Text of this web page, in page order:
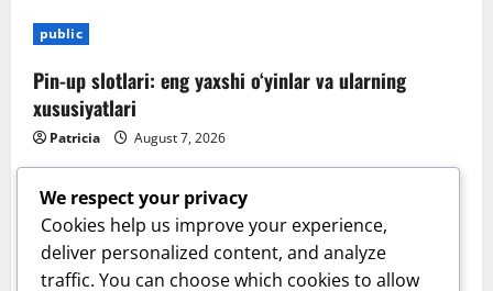
public
Pin-up slotlari: eng yaxshi o‘yinlar va ularning
xususiyatlari
Patricia August 7, 2026
We respect your privacy
Cookies help us improve your experience,
deliver personalized content, and analyze
traffic. You can choose which cookies to allow